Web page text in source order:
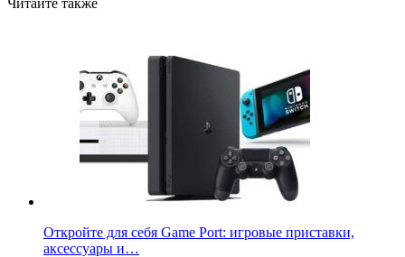
Откройте для себя Game Port: игровые приставки,
аксессуары и…